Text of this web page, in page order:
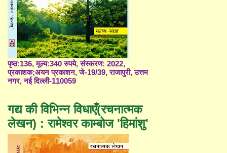
पृष्ठ:136, मूल्य:340 रुपये, संस्करण: 2022,
प्रकाशक;अयन प्रकाशन, जे-19/39, राजापुरी, उत्तम
नगर, नई दिल्ली-110059
गद्य की विभिन्न विधाएँ(रचनात्मक
लेखन) : रामेश्वर काम्बोज 'हिमांशु'